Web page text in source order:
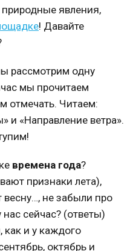
природные явления,
! Давайте
рассмотрим одну
мы прочитаем
отмечать. Читаем:
и «Направление ветра».
времена года?
признаки лета),
весну…, не забыли про
сейчас? (ответы)
как и у каждого
октябрь и